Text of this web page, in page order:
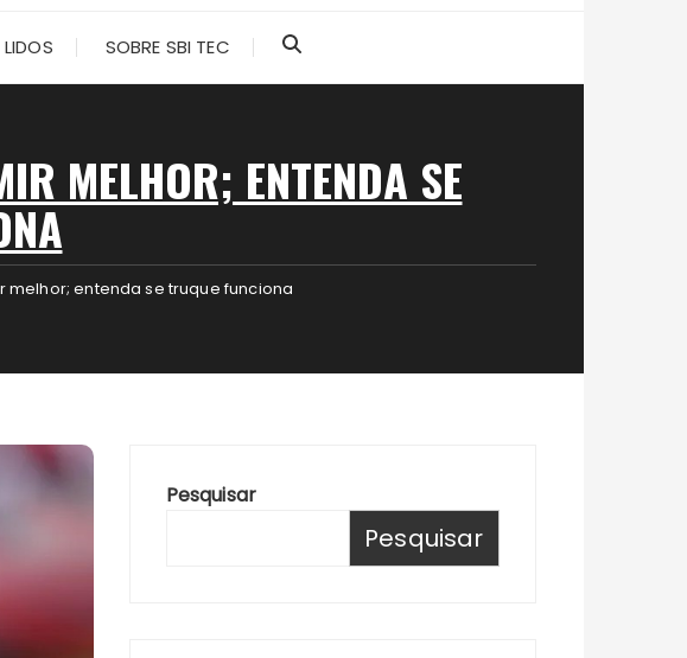
SOBRE SBI TEC
MELHOR; ENTENDA SE
melhor; entenda se truque funciona
Pesquisar
Pesquisar